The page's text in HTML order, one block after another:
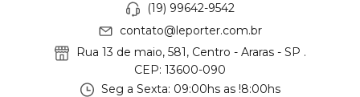
(19) 99642-9542
contato@leporter.com.br
Rua 13 de maio, 581, Centro - Araras - SP .
CEP: 13600-090
Seg a Sexta: 09:00hs as !8:00hs